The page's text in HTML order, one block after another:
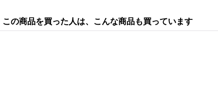
この商品を買った人は、こんな商品も買っています